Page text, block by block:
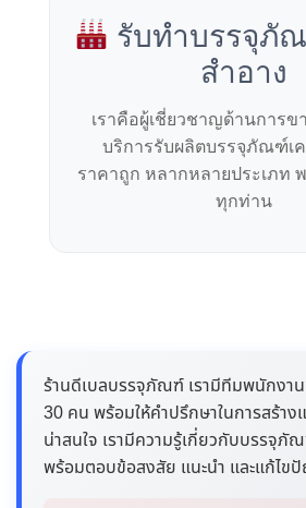
รับทำบรรจุภั
สำอาง
เราคือผู้เชี่ยวชาญด้านการข
บริการรับผลิตบรรจุภัณฑ์เ
ราคาถูก หลากหลายประเภท
ทุกท่าน
ร้านดีเบลบรรจุภัณฑ์ เรามีทีมพนักงา
30 คน พร้อมให้คำปรึกษาในการสร้าง
น่าสนใจ เรามีความรู้เกี่ยวกับบรรจุภั
พร้อมตอบข้อสงสัย แนะนำ และแก้ไข